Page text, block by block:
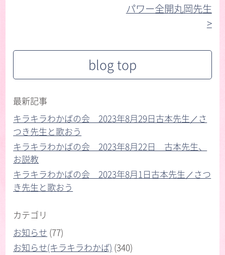
パワー全開丸岡先生
>︎
blog top
最新記事
キラキラわかばの会 2023年8月29日古本先生／さ
つき先生と歌おう
キラキラわかばの会 2023年8月22日 古本先生、
お説教
キラキラわかばの会 2023年8月1日古本先生／さつ
き先生と歌おう
カテゴリ
お知らせ (77)
お知らせ(キラキラわかば) (340)